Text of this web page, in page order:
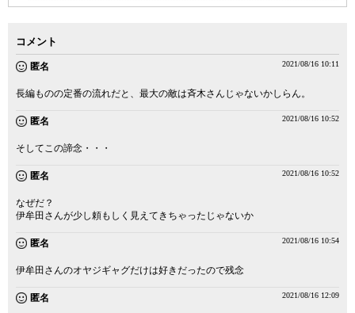
コメント
匿名 2021/08/16 10:11
長編ものの定番の流れだと、最大の敵は斉木さんじゃないかしらん。
匿名 2021/08/16 10:52
そしてこの諦念・・・
匿名 2021/08/16 10:52
なぜだ？
伊牟田さんが少し頼もしく見えてきちゃったじゃないか
匿名 2021/08/16 10:54
伊牟田さんのオヤジギャグだけは好きだったので残念
匿名 2021/08/16 12:09